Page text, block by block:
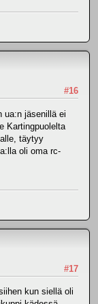
#16
ua:n jäsenillä ei
Kartingpuolelta
täytyy
oli oma rc-
#17
kun siellä oli